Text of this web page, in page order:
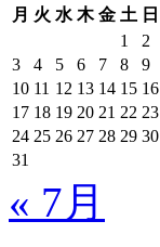
月 火 水 木 金 土 日
1
2
3
4 5 6 7 8
9
10 11 12 13 14 15 16
17 18 19 20 21 22 23
24 25 26 27 28 29 30
31
« 7月